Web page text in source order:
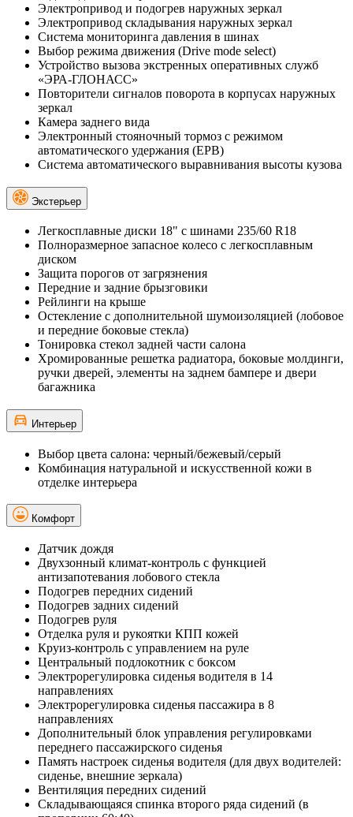
Электропривод и подогрев наружных зеркал
Электропривод складывания наружных зеркал
Система мониторинга давления в шинах
Выбор режима движения (Drive mode select)
Устройство вызова экстренных оперативных служб
«ЭРА-ГЛОНАСС»
Повторители сигналов поворота в корпусах наружных
зеркал
Камера заднего вида
Электронный стояночный тормоз с режимом
автоматического удержания (EPB)
Система автоматического выравнивания высоты кузова
Экстерьер
Легкосплавные диски 18" с шинами 235/60 R18
Полноразмерное запасное колесо с легкосплавным
диском
Защита порогов от загрязнения
Передние и задние брызговики
Рейлинги на крыше
Остекление с дополнительной шумоизоляцией (лобовое
и передние боковые стекла)
Тонировка стекол задней части салона
Хромированные решетка радиатора, боковые молдинги,
ручки дверей, элементы на заднем бампере и двери
багажника
Интерьер
Выбор цвета салона: черный/бежевый/серый
Комбинация натуральной и искусственной кожи в
отделке интерьера
Комфорт
Датчик дождя
Двухзонный климат-контроль с функцией
антизапотевания лобового стекла
Подогрев передних сидений
Подогрев задних сидений
Подогрев руля
Отделка руля и рукоятки КПП кожей
Круиз-контроль с управлением на руле
Центральный подлокотник с боксом
Электрорегулировка сиденья водителя в 14
направлениях
Электрорегулировка сиденья пассажира в 8
направлениях
Дополнительный блок управления регулировками
переднего пассажирского сиденья
Память настроек сиденья водителя (для двух водителей:
сиденье, внешние зеркала)
Вентиляция передних сидений
Складывающаяся спинка второго ряда сидений (в